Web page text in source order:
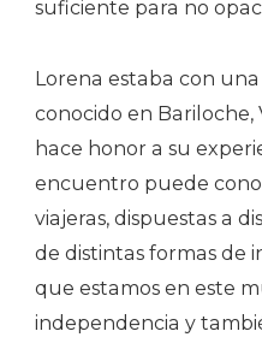
suficiente para no
Lorena estaba con
conocido en
hace honor a su
encuentro puede
viajeras, dispuestas a
de distintas formas de
que estamos en este
independencia y